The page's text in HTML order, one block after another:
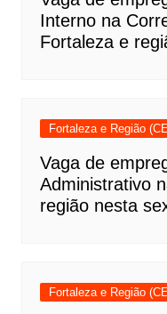
Interno na
Fortaleza e
Fortaleza e Região
Vaga de
Administrativo
região nesta
Fortaleza e Região